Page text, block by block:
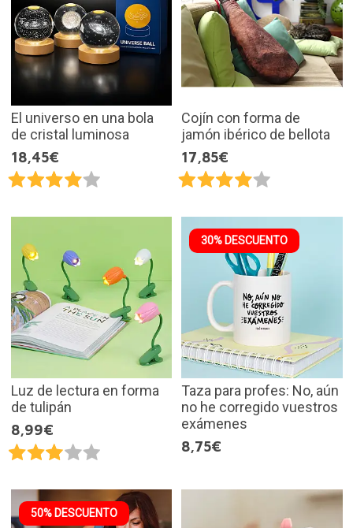
El universo en una bola
de cristal luminosa
18,45€
Cojín con forma de
jamón ibérico de bellota
17,85€
Luz de lectura en forma
de tulipán
8,99€
30% DESCUENTO
Taza para profes: No, aún
no he corregido vuestros
exámenes
8,75€
50% DESCUENTO